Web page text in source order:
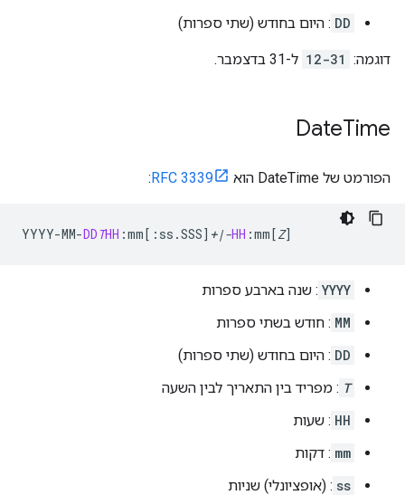
DD : היום בחודש (שתי ספרות)
דוגמה: 12-31 ל-31 בדצמבר.
DateTime
הפורמט של DateTime הוא RFC 3339
:
YYYY-MM-DD THH :mm[ :ss.SSS] +|-HH :mm[Z]
YYYY : שנה בארבע ספרות
MM : חודש בשתי ספרות
DD : היום בחודש (שתי ספרות)
T : מפריד בין התאריך לבין השעה
HH : שעות
mm : דקות
ss : (אופציונלי) שניות